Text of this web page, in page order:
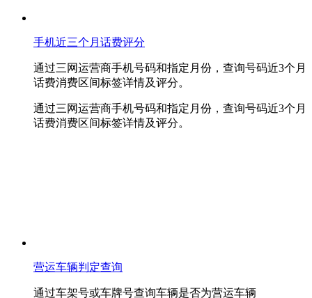
手机近三个月话费评分
通过三网运营商手机号码和指定月份，查询号码近3个月
话费消费区间标签详情及评分。
通过三网运营商手机号码和指定月份，查询号码近3个月
话费消费区间标签详情及评分。
营运车辆判定查询
通过车架号或车牌号查询车辆是否为营运车辆